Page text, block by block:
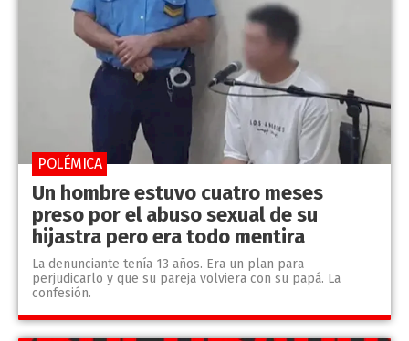
Un hombre estuvo cuatro meses
preso por el abuso sexual de su
hijastra pero era todo mentira
La denunciante tenía 13 años. Era un plan para
perjudicarlo y que su pareja volviera con su papá. La
confesión.
POLÉMICA